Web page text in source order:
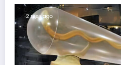
2 года ago